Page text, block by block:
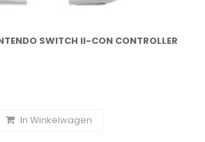
SWITCH II-CON CONTROLLER
In Winkelwagen